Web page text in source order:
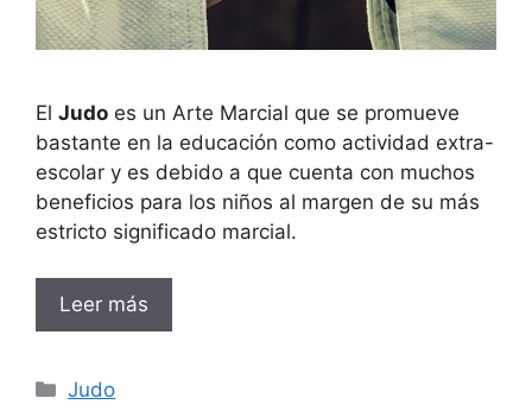
El Judo es un Arte Marcial que se promueve
bastante en la educación como actividad extra-
escolar y es debido a que cuenta con muchos
beneficios para los niños al margen de su más
estricto significado marcial.
Leer más
Categorías
Judo